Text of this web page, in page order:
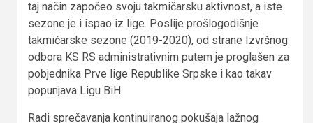
taj način započeo svoju takmičarsku aktivnost, a iste
sezone je i ispao iz lige. Poslije prošlogodišnje
takmičarske sezone (2019-2020), od strane Izvršnog
odbora KS RS administrativnim putem je proglašen za
pobjednika Prve lige Republike Srpske i kao takav
popunjava Ligu BiH.
Radi sprečavanja kontinuiranog pokušaja lažnog